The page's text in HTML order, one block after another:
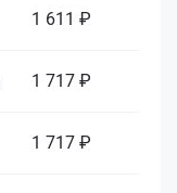
1 611 ₽
1 717 ₽
1 717 ₽